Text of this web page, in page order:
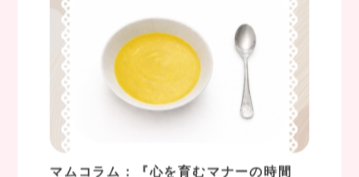
マムコラム：『心を育むマナーの時間